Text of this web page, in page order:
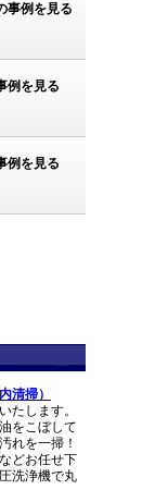
事例を見る
例を見る
例を見る
清掃）
たします。
をこぼして
れを一掃！
どお任せ下
洗浄機で丸